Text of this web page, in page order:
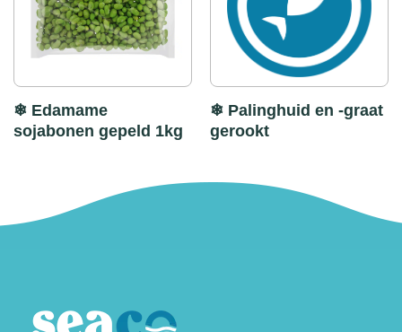
❄ Edamame
sojabonen gepeld 1kg
❄ Palinghuid en -graat
gerookt